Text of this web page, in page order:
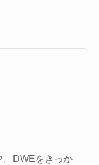
。DWEをきっか